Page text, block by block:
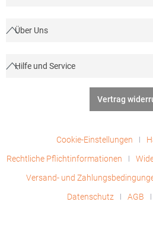
Über Uns
Hilfe und Service
Vertrag
Cookie-Einstellungen
Rechtliche Pflichtinformationen
Versand- und
Datenschutz
AGB